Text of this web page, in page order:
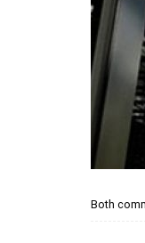
Both